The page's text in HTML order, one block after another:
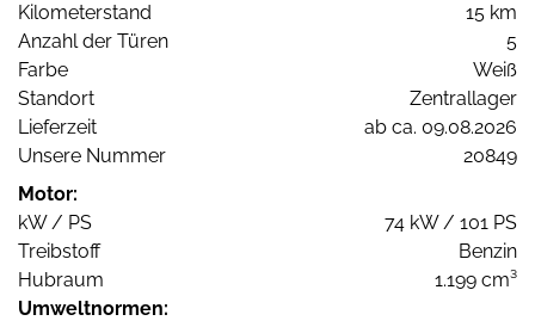
Kilometerstand
15 km
Anzahl der Türen
5
Farbe
Weiß
Standort
Zentrallager
Lieferzeit
ab ca. 09.08.2026
Unsere Nummer
20849
Motor:
kW / PS
74 kW / 101 PS
Treibstoff
Benzin
Hubraum
1.199 cm³
Umweltnormen: